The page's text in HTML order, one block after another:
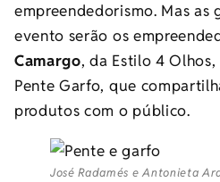
empreendedorismo. Mas as
evento serão os
Camargo, da Estilo 4
Pente Garfo, que
produtos com o público.
José Radamés e Antonieta